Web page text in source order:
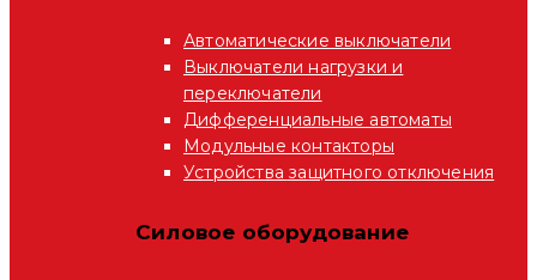
Автоматические выключатели
Выключатели нагрузки и
переключатели
Дифференциальные автоматы
Модульные контакторы
Устройства защитного отключения
Силовое оборудование